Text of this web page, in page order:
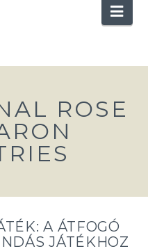
ROSE
A ÁTFOGÓ
JÁTÉKHOZ